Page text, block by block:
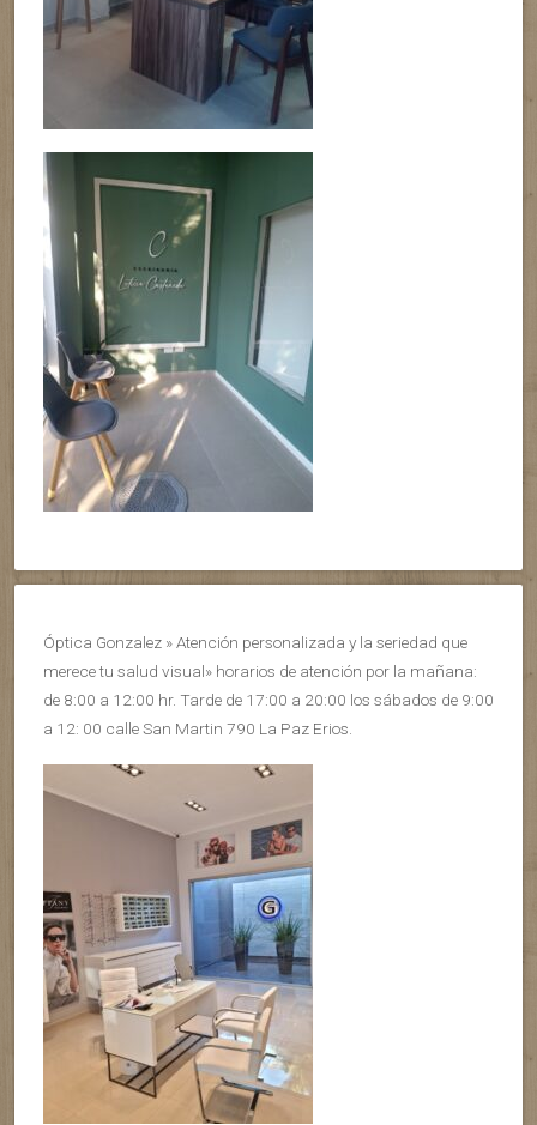
Óptica Gonzalez » Atención personalizada y la seriedad que
merece tu salud visual» horarios de atención por la mañana:
de 8:00 a 12:00 hr. Tarde de 17:00 a 20:00 los sábados de 9:00
a 12: 00 calle San Martin 790 La Paz Erios.